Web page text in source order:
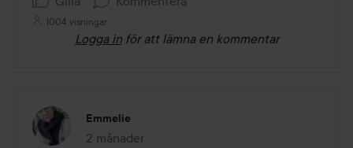
1004 visningar
Logga in för att lämna en kommentar
Emmelie
2 månader
Inlägget skapades 2 månader